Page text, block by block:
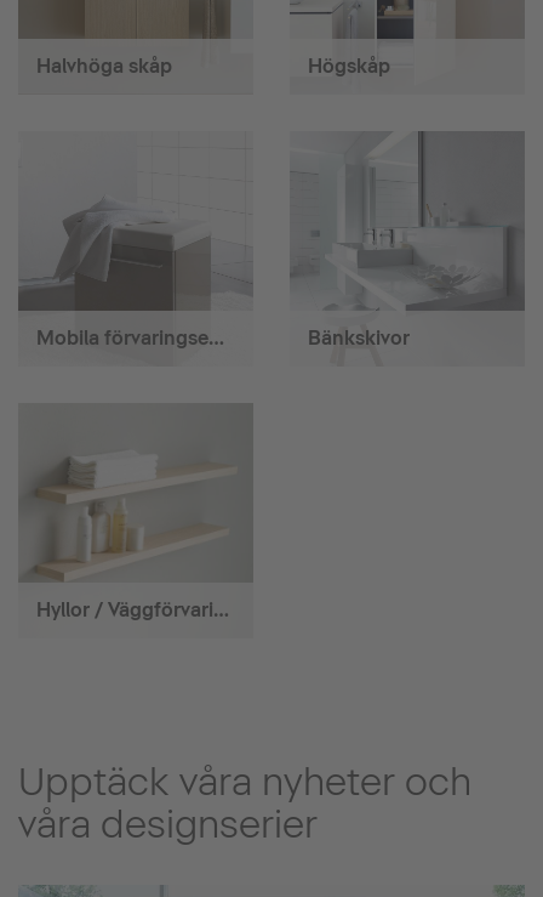
Halvhöga skåp Högskåp
Mobila förvaringsenheter Bänkskivor
Hyllor / Väggförvaring
Upptäck våra nyheter och
våra designserier